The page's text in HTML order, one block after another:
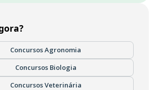
Concursos Agronomia
Concursos Biologia
Concursos Veterinária